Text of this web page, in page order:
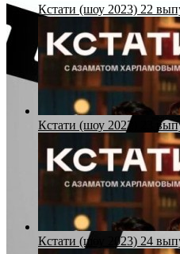
Кстати (шоу 2023) 22
Кстати (шоу 2023) 23
Кстати (шоу 2023) 24